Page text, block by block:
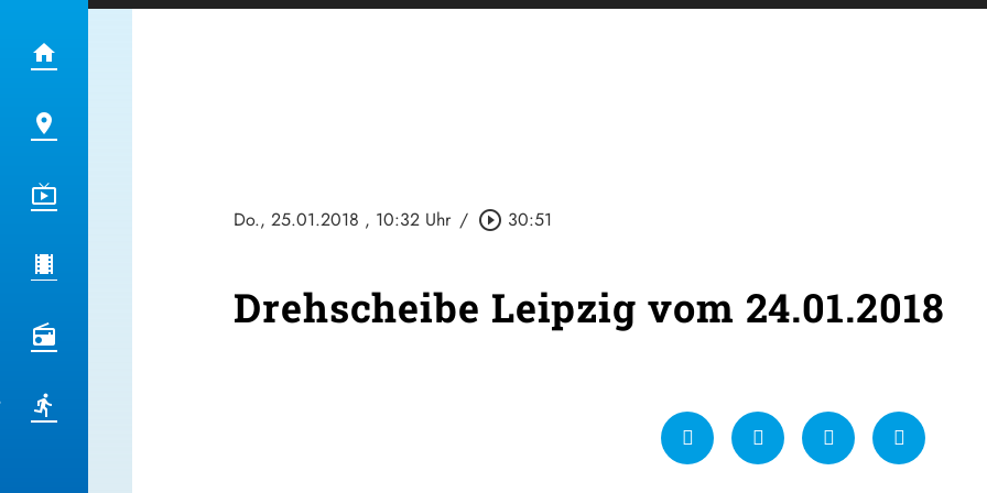
Do., 25.01.2018 , 10:32 Uhr / play_circle_outline 30:51
Drehscheibe Leipzig vom 24.01.2018